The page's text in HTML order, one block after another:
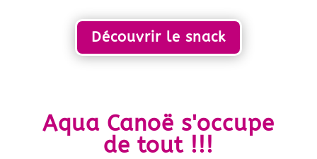
Découvrir le snack
Aqua Canoë s'occupe
de tout !!!